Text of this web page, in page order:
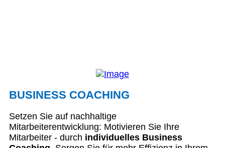
BUSINESS COACHING
Setzen Sie auf nachhaltige
Mitarbeiterentwicklung: Motivieren Sie Ihre
Mitarbeiter - durch individuelles Business